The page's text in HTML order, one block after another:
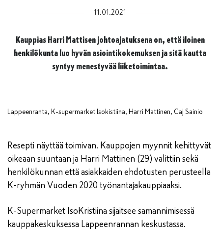
11.01.2021
Kauppias Harri Mattisen johtoajatuksena on, että iloinen
henkilökunta luo hyvän asiointikokemuksen ja sitä kautta
syntyy menestyvää liiketoimintaa.
Lappeenranta, K-supermarket Isokistiina, Harri Mattinen, Caj Sainio
Resepti näyttää toimivan. Kauppojen myynnit kehittyvät
oikeaan suuntaan ja Harri Mattinen (29) valittiin sekä
henkilökunnan että asiakkaiden ehdotusten perusteella
K-ryhmän Vuoden 2020 työnantajakauppiaaksi.
K-Supermarket IsoKristiina sijaitsee samannimisessä
kauppakeskuksessa Lappeenrannan keskustassa.